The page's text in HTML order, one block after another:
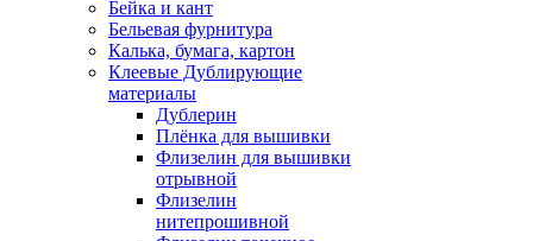
Бейка и кант
Бельевая фурнитура
Калька, бумага, картон
Клеевые Дублирующие
материалы
Дублерин
Плёнка для вышивки
Флизелин для вышивки
отрывной
Флизелин
нитепрошивной